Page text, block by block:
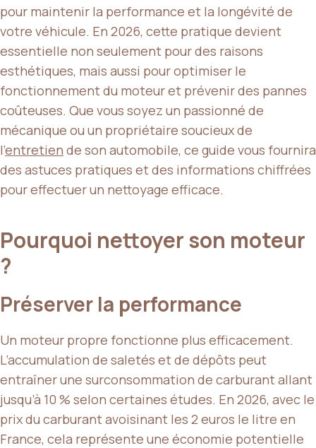
pour maintenir la performance et la longévité de
votre véhicule. En 2026, cette pratique devient
essentielle non seulement pour des raisons
esthétiques, mais aussi pour optimiser le
fonctionnement du moteur et prévenir des pannes
coûteuses. Que vous soyez un passionné de
mécanique ou un propriétaire soucieux de
l’entretien de son automobile, ce guide vous fournira
des astuces pratiques et des informations chiffrées
pour effectuer un nettoyage efficace.
Pourquoi nettoyer son moteur
?
Préserver la performance
Un moteur propre fonctionne plus efficacement.
L’accumulation de saletés et de dépôts peut
entraîner une surconsommation de carburant allant
jusqu’à 10 % selon certaines études. En 2026, avec le
prix du carburant avoisinant les 2 euros le litre en
France, cela représente une économie potentielle